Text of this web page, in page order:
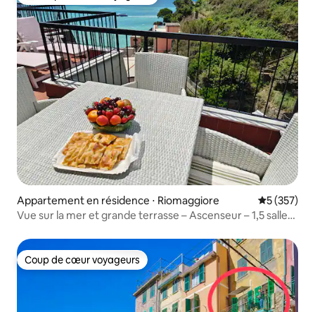
Appartement en résidence ⋅ Riomaggiore Évaluation
5 (357)
Vue sur la mer et grande terrasse – Ascenseur – 1,5 salle
Coup de cœur voyageurs
Coup de cœur voyageurs